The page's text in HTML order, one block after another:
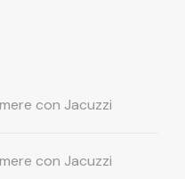
con Jacuzzi
con Jacuzzi